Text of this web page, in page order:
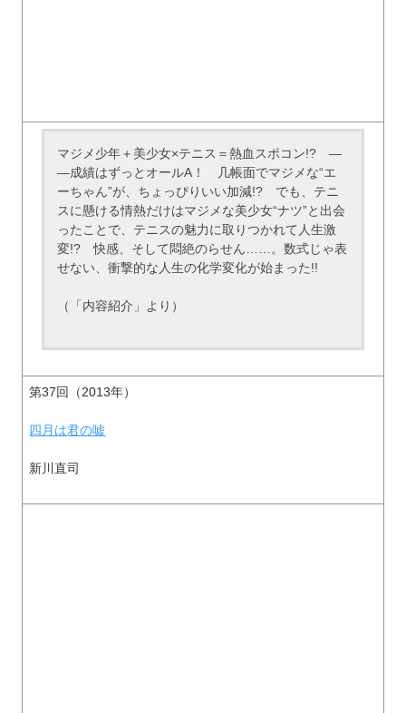
マジメ少年＋美少女×テニス＝熱血スポコン!? ―
―成績はずっとオールA！ 几帳面でマジメな“エ
ーちゃん”が、ちょっぴりいい加減!? でも、テニ
スに懸ける情熱だけはマジメな美少女“ナツ”と出会
ったことで、テニスの魅力に取りつかれて人生激
変!? 快感、そして悶絶のらせん……。数式じゃ表
せない、衝撃的な人生の化学変化が始まった!!
（「内容紹介」より）
第37回（2013年）
四月は君の嘘
新川直司